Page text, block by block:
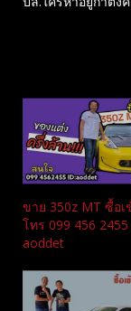
ขาย 350z MT ซื้อเ
โทร 099 456 2455
aoddet